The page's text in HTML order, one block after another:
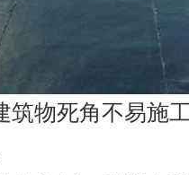
筑物死角不易施